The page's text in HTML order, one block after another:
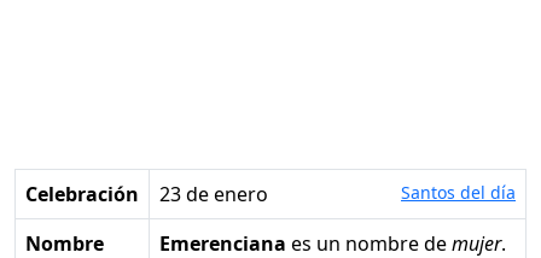
Celebración 23 de enero Santos del día
Nombre Emerenciana es un nombre demujer.